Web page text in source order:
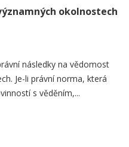
okolnostech
následky na vědomost
Je-li právní norma, která
s věděním,...